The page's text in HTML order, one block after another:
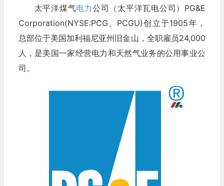
太平洋煤气电力公司（太平洋瓦电公司）PG&E
Corporation(NYSE:PCG、PCGU)创立于1905年，
总部位于美国加利福尼亚州旧金山，全职雇员24,000
人，是美国一家经营电力和天然气业务的公用事业公
司。